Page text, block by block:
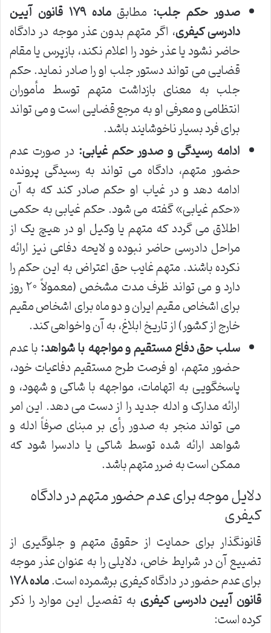
صدور حکم جلب: مطابق
ماده ۱۷۹ قانون آیین
دادرسی کیفری، اگر متهم بدون عذر موجه در دادگاه
حاضر نشود یا عذر خود را اعلام نکند، بازپرس یا مقام
قضایی می تواند دستور جلب او را صادر نماید. حکم
جلب به معنای بازداشت متهم توسط مأموران
انتظامی و معرفی او به مرجع قضایی است و می تواند
برای فرد بسیار ناخوشایند باشد.
ادامه رسیدگی و صدور حکم غیابی: در صورت عدم
حضور متهم، دادگاه می تواند به رسیدگی پرونده
ادامه دهد و در غیاب او حکم صادر کند که به آن
«حکم غیابی» گفته می شود. حکم غیابی به حکمی
اطلاق می گردد که متهم یا وکیل او در هیچ یک از
مراحل دادرسی حاضر نبوده و لایحه دفاعی نیز ارائه
نکرده باشند. متهم غایب حق اعتراض به این حکم را
دارد و می تواند ظرف مدت مشخص (معمولاً ۲۰ روز
برای اشخاص مقیم ایران و دو ماه برای اشخاص مقیم
خارج از کشور) از تاریخ ابلاغ، به آن واخواهی کند.
سلب حق دفاع مستقیم و مواجهه با شواهد:با عدم
حضور متهم، او فرصت طرح مستقیم دفاعیات خود،
پاسخگویی به اتهامات، مواجهه با شاکی و شهود، و
ارائه مدارک و ادله جدید را از دست می دهد. این امر
می تواند منجر به صدور رأی بر مبنای صرفاً ادله و
شواهد ارائه شده توسط شاکی یا دادسرا شود که
ممکن است به ضرر متهم باشد.
دلایل موجه برای عدم حضور متهم در دادگاه
کیفری
قانونگذار برای حمایت از حقوق متهم و جلوگیری از
تضییع آن در شرایط خاص، دلایلی را به عنوان عذر موجه
برای عدم حضور در دادگاه کیفری برشمرده است.
ماده ۱۷۸
قانون آیین دادرسی کیفری به تفصیل این موارد را ذکر
کرده است: